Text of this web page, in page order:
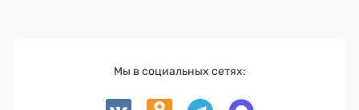
Мы в социальных сетях: